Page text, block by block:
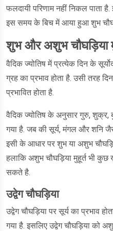
फलदायी परिणाम नहीं निकल पाता
इस समय के बिच में आया हुआ शुभ
शुभ और अशुभ चौघड़िया
वैदिक ज्योतिष में प्रत्येक दिन के
ग्रह का प्रभाव होता है. उसी तरह
प्रभावित होता है.
वैदिक ज्योतिष के अनुसार गुरु, शुक्र,
गया है. जब की सूर्य, मंगल और शनि
इसी के आधार पर शुभ या अशुभ
हलाकि अशुभ चौघड़िया मुहूर्त भी कुछ
सकते है.
उद्वेग चौघड़िया
उद्वेग चौघड़िया पर सूर्य का प्रभाव
गया है. इसलिए उद्वेग चौघड़िया को